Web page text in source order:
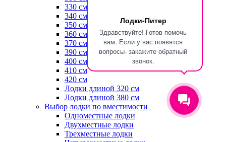
Лодки-Питер
Здравствуйте! Готов помочь
вам. Если у вас появятся
вопросы- закажите обратный
звонок.
330 см
340 см
350 см
360 см
370 см
390 см
400 см
410 см
420 см
Лодки длиной 320 см
Лодки длиной 380 см
Выбор лодки по вместимости
Одноместные лодки
Двухместные лодки
Трехместные лодки